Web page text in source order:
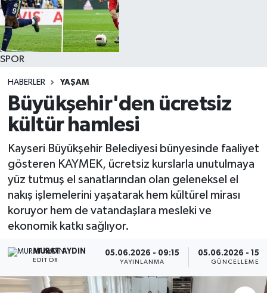
SPOR
HABERLER YAŞAM
Büyükşehir'den ücretsiz
kültür hamlesi
Kayseri Büyükşehir Belediyesi bünyesinde faaliyet
gösteren KAYMEK, ücretsiz kurslarla unutulmaya
yüz tutmuş el sanatlarından olan geleneksel el
nakış işlemelerini yaşatarak hem kültürel mirası
koruyor hem de vatandaşlara mesleki ve
ekonomik katkı sağlıyor.
MURAT AYDIN
EDITÖR
05.06.2026 - 09:15
YAYINLANMA
05.06.2026 -
GÜNCELLEME